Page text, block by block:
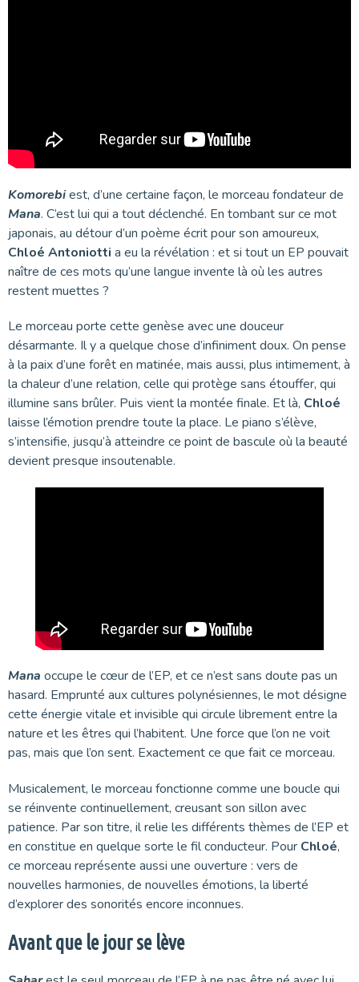
Komorebiest, d’une certaine façon, le morceau fondateur de
Mana. C’est lui qui a tout déclenché. En tombant sur ce mot
japonais, au détour d’un poème écrit pour son amoureux,
Chloé Antoniotti a eu la révélation : et si tout un EP pouvait
naître de ces mots qu’une langue invente là où les autres
restent muettes ?
Le morceau porte cette genèse avec une douceur
désarmante. Il y a quelque chose d’infiniment doux. On pense
à la paix d’une forêt en matinée, mais aussi, plus intimement, à
la chaleur d’une relation, celle qui protège sans étouffer, qui
illumine sans brûler. Puis vient la montée finale. Et là, Chloé
laisse l’émotion prendre toute la place. Le piano s’élève,
s’intensifie, jusqu’à atteindre ce point de bascule où la beauté
devient presque insoutenable.
Mana occupe le cœur de l’EP, et ce n’est sans doute pas un
hasard. Emprunté aux cultures polynésiennes, le mot désigne
cette énergie vitale et invisible qui circule librement entre la
nature et les êtres qui l’habitent. Une force que l’on ne voit
pas, mais que l’on sent. Exactement ce que fait ce morceau.
Musicalement, le morceau fonctionne comme une boucle qui
se réinvente continuellement, creusant son sillon avec
patience. Par son titre, il relie les différents thèmes de l’EP et
en constitue en quelque sorte le fil conducteur. Pour Chloé,
ce morceau représente aussi une ouverture : vers de
nouvelles harmonies, de nouvelles émotions, la liberté
d’explorer des sonorités encore inconnues.
Avant que le jour se lève